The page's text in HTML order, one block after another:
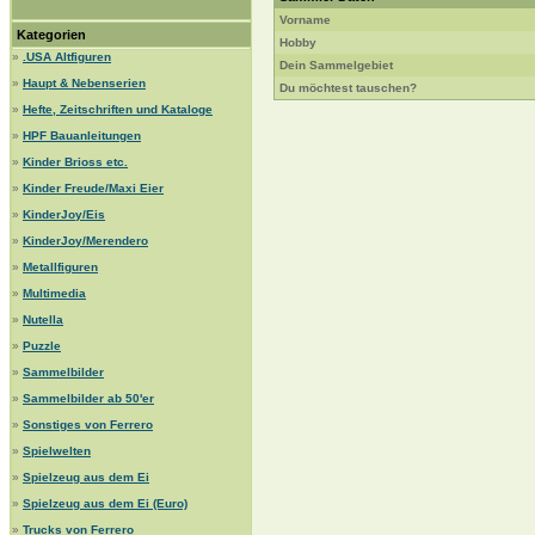
Kategorien
»
.USA Altfiguren
» Haupt & Nebenserien
» Hefte, Zeitschriften und Kataloge
» HPF Bauanleitungen
» Kinder Brioss etc.
» Kinder Freude/Maxi Eier
» KinderJoy/Eis
» KinderJoy/Merendero
» Metallfiguren
» Multimedia
» Nutella
» Puzzle
» Sammelbilder
» Sammelbilder ab 50'er
» Sonstiges von Ferrero
» Spielwelten
» Spielzeug aus dem Ei
» Spielzeug aus dem Ei (Euro)
» Trucks von Ferrero
Vorname
Hobby
Dein Sammelgebiet
Du möchtest tauschen?